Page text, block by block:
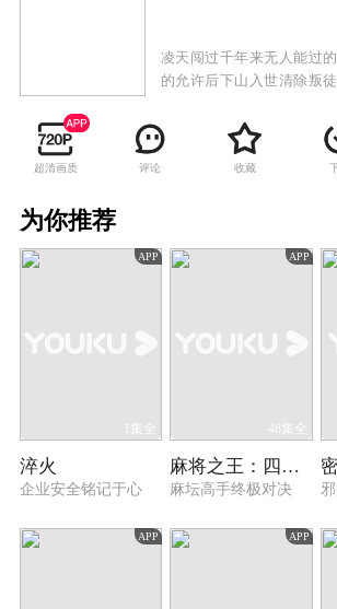
凌天闯过千年来无人能过
的允许后下山入世清除叛
冥王殿传给凌天。凌天下
清雅所在苏氏集团，却被
凌天斗志满满，正要与人
家。两人返回苏家，确定
超清画质 评论 收藏
为你推荐
APP
1集全
淬火
企业安全铭记于心
APP
48集全
麻将之王：四大流派篇
麻坛高手终极对决
APP APP